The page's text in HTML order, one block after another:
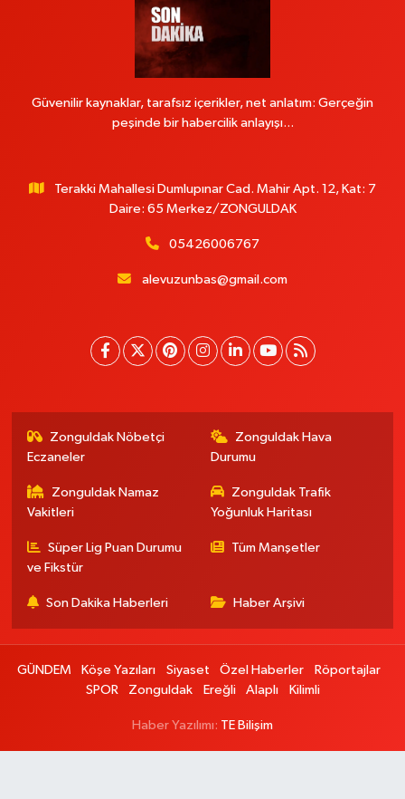
Güvenilir kaynaklar, tarafsız içerikler, net anlatım: Gerçeğin
peşinde bir habercilik anlayışı...
Terakki Mahallesi Dumlupınar Cad. Mahir Apt. 12, Kat: 7
Daire: 65 Merkez/ZONGULDAK
05426006767
alevuzunbas@gmail.com
Zonguldak Nöbetçi
Eczaneler
Zonguldak Hava
Durumu
Zonguldak Namaz
Vakitleri
Zonguldak Trafik
Yoğunluk Haritası
Süper Lig Puan Durumu
ve Fikstür
Tüm Manşetler
Son Dakika Haberleri Haber Arşivi
GÜNDEM Köşe Yazıları Siyaset Özel Haberler
Röportajlar
SPOR
Zonguldak Ereğli Alaplı Kilimli
Haber Yazılımı: TE Bilişim